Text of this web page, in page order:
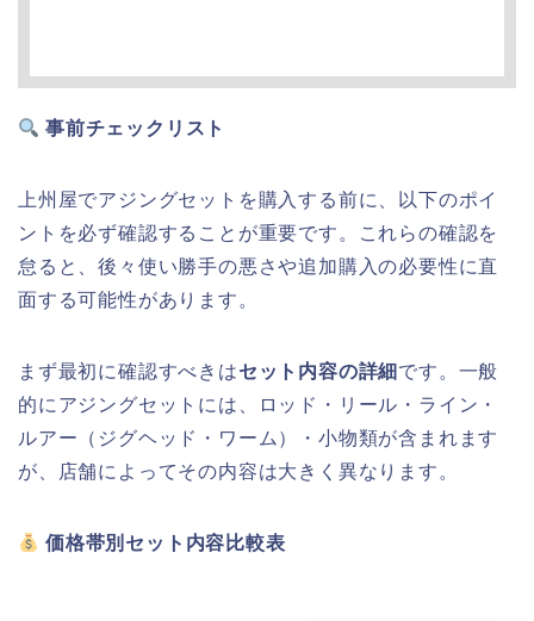
事前チェックリスト
上州屋でアジングセットを購入する前に、以下のポイ
ントを必ず確認することが重要です。これらの確認を
怠ると、後々使い勝手の悪さや追加購入の必要性に直
面する可能性があります。
まず最初に確認すべきはセット内容の詳細 です。一般
的にアジングセットには、ロッド・リール・ライン・
ルアー（ジグヘッド・ワーム）・小物類が含まれます
が、店舗によってその内容は大きく異なります。
価格帯別セット内容比較表